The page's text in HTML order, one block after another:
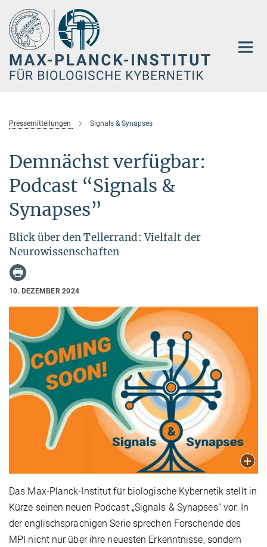
Hauptinhalt
Pressemitteilungen Signals & Synapses
Demnächst verfügbar:
Podcast “Signals &
Synapses”
Blick über den Tellerrand: Vielfalt der
Neurowissenschaften
10. DEZEMBER 2024
Das Max-Planck-Institut für biologische Kybernetik stellt in
Kürze seinen neuen Podcast „Signals & Synapses“ vor. In
der englischsprachigen Serie sprechen Forschende des
MPI nicht nur über ihre neuesten Erkenntnisse, sondern